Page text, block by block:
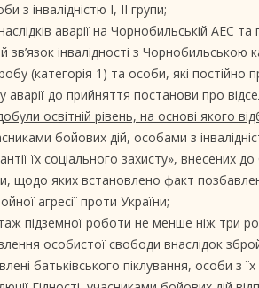
з інвалідністю I, II групи;
аварії на Чорнобильській АЕС
інвалідності з Чорнобильською
(категорія 1) та особи, які постійно
до прийняття постанови про
освітній рівень, на основі якого
бойових дій, особами з
їх соціального захисту», внесених
щодо яких встановлено факт
агресії проти України;
підземної роботи не менше ніж три
особистої свободи внаслідок
батьківського піклування, особи з